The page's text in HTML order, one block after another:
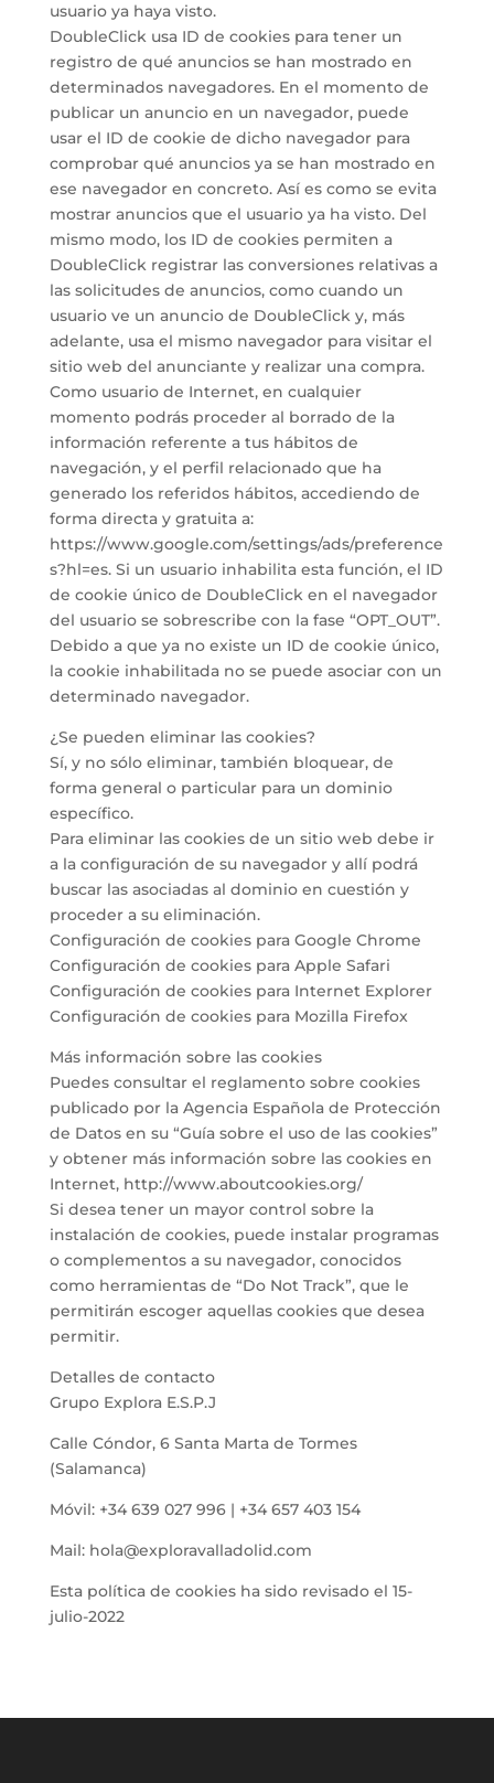
usuario ya haya visto.
DoubleClick usa ID de cookies para tener un
registro de qué anuncios se han mostrado en
determinados navegadores. En el momento de
publicar un anuncio en un navegador, puede
usar el ID de cookie de dicho navegador para
comprobar qué anuncios ya se han mostrado en
ese navegador en concreto. Así es como se evita
mostrar anuncios que el usuario ya ha visto. Del
mismo modo, los ID de cookies permiten a
DoubleClick registrar las conversiones relativas a
las solicitudes de anuncios, como cuando un
usuario ve un anuncio de DoubleClick y, más
adelante, usa el mismo navegador para visitar el
sitio web del anunciante y realizar una compra.
Como usuario de Internet, en cualquier
momento podrás proceder al borrado de la
información referente a tus hábitos de
navegación, y el perfil relacionado que ha
generado los referidos hábitos, accediendo de
forma directa y gratuita a:
https://www.google.com/settings/ads/preference
s?hl=es. Si un usuario inhabilita esta función, el ID
de cookie único de DoubleClick en el navegador
del usuario se sobrescribe con la fase “OPT_OUT”.
Debido a que ya no existe un ID de cookie único,
la cookie inhabilitada no se puede asociar con un
determinado navegador.
¿Se pueden eliminar las cookies?
Sí, y no sólo eliminar, también bloquear, de
forma general o particular para un dominio
específico.
Para eliminar las cookies de un sitio web debe ir
a la configuración de su navegador y allí podrá
buscar las asociadas al dominio en cuestión y
proceder a su eliminación.
Configuración de cookies para Google Chrome
Configuración de cookies para Apple Safari
Configuración de cookies para Internet Explorer
Configuración de cookies para Mozilla Firefox
Más información sobre las cookies
Puedes consultar el reglamento sobre cookies
publicado por la Agencia Española de Protección
de Datos en su “Guía sobre el uso de las cookies”
y obtener más información sobre las cookies en
Internet, http://www.aboutcookies.org/
Si desea tener un mayor control sobre la
instalación de cookies, puede instalar programas
o complementos a su navegador, conocidos
como herramientas de “Do Not Track”, que le
permitirán escoger aquellas cookies que desea
permitir.
Detalles de contacto
Grupo Explora E.S.P.J
Calle Cóndor, 6 Santa Marta de Tormes
(Salamanca)
Móvil: +34 639 027 996 | +34 657 403 154
Mail: hola@exploravalladolid.com
Esta política de cookies ha sido revisado el 15-
julio-2022